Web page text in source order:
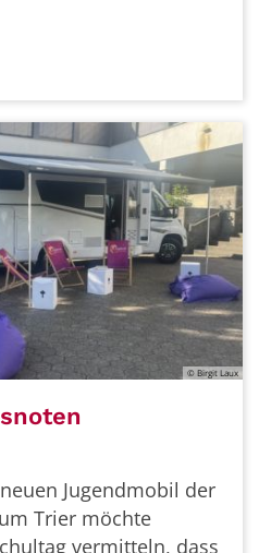
© Birgit Laux
Jugendmobil der
Trier möchte
vermitteln, dass